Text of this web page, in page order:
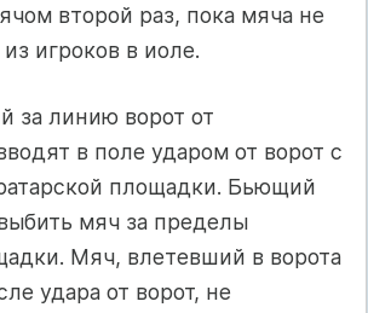
второй раз, пока мяча не
игроков в иоле.
линию ворот от
в поле ударом от ворот с
площадки. Бьющий
мяч за пределы
Мяч, влетев­ший в ворота
удара от ворот, не